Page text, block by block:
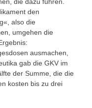
den
also die
umgehen die
ausmachen,
gab die GKV im
der Summe, die die
kosten bis zu drei